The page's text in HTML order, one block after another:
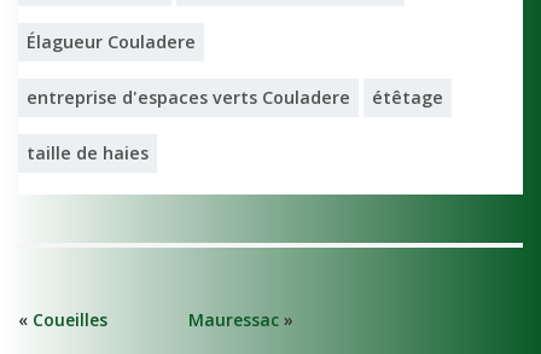
Élagueur Couladere
entreprise d'espaces verts Couladere étêtage
taille de haies
« Coueilles Mauressac»